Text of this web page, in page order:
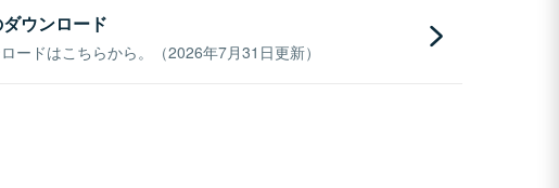
ウンロード
ードはこちらから。（2026年7月31日更新）